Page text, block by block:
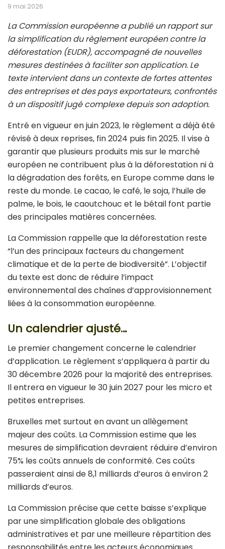
9 mai 2026
La Commission européenne a publié un rapport sur
la simplification du règlement européen contre la
déforestation (EUDR), accompagné de nouvelles
mesures destinées à faciliter son application. Le
texte intervient dans un contexte de fortes attentes
des entreprises et des pays exportateurs, confrontés
à un dispositif jugé complexe depuis son adoption.
Entré en vigueur en juin 2023, le règlement a déjà été
révisé à deux reprises, fin 2024 puis fin 2025. Il vise à
garantir que plusieurs produits mis sur le marché
européen ne contribuent plus à la déforestation ni à
la dégradation des forêts, en Europe comme dans le
reste du monde. Le cacao, le café, le soja, l’huile de
palme, le bois, le caoutchouc et le bétail font partie
des principales matières concernées.
La Commission rappelle que la déforestation reste
“l’un des principaux facteurs du changement
climatique et de la perte de biodiversité”. L’objectif
du texte est donc de réduire l’impact
environnemental des chaînes d’approvisionnement
liées à la consommation européenne.
Un calendrier ajusté…
Le premier changement concerne le calendrier
d’application. Le règlement s’appliquera à partir du
30 décembre 2026 pour la majorité des entreprises.
Il entrera en vigueur le 30 juin 2027 pour les micro et
petites entreprises.
Bruxelles met surtout en avant un allègement
majeur des coûts. La Commission estime que les
mesures de simplification devraient réduire d’environ
75% les coûts annuels de conformité. Ces coûts
passeraient ainsi de 8,1 milliards d’euros à environ 2
milliards d’euros.
La Commission précise que cette baisse s’explique
par une simplification globale des obligations
administratives et par une meilleure répartition des